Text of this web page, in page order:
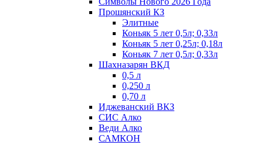
Прошянский КЗ
Элитные
Коньяк 5 лет 0,5л; 0,33л
Коньяк 5 лет 0,25л; 0,18л
Коньяк 7 лет 0,5л; 0,33л
Шахназарян ВКД
0,5 л
0,250 л
0,70 л
Иджеванский ВКЗ
СИС Алко
Веди Алко
САМКОН